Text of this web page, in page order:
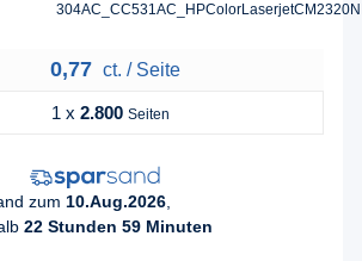
0,77 ct. / Seite
1 x 2.800 Seiten
zum 10.Aug.2026
22 Stunden 59 Minuten